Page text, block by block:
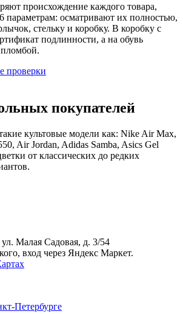
происхождение каждого товара,
параметрам: осматривают их полностью,
стельку и коробку. В коробку с
подлинности, а на обувь
проверки
покупателей
культовые модели как: Nike Air Max,
Air Jordan, Adidas Samba, Asics Gel
от классических до редких
ул. Малая Садовая, д. 3/54
вход через Яндекс Маркет.
Петербурге